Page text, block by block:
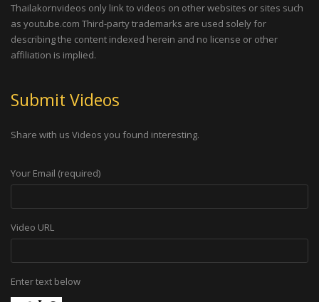
Thailakornvideos only link to videos on other websites or sites such
as youtube.com Third-party trademarks are used solely for
describing the content indexed herein and no license or other
affiliation is implied.
Submit Videos
Share with us Videos you found interesting.
Your Email (required)
Video URL
Enter text below